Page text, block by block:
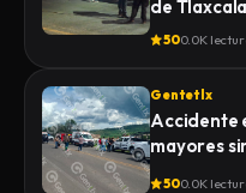
de
500.0K
Gentetlx
Accidente
mayores
500.0K